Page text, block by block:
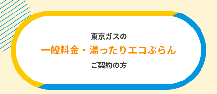
東京ガスの
一般料金・湯ったりエコぷらん
ご契約の方